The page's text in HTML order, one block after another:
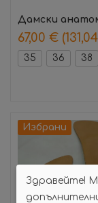
67,00 €
35 36 38
Избрани
Здравейте!